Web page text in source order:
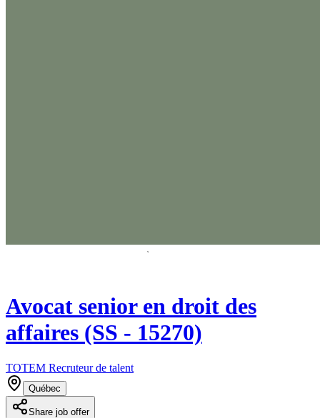
Avocat senior en droit des
affaires (SS - 15270)
TOTEM Recruteur de talent
Québec
Share job offer